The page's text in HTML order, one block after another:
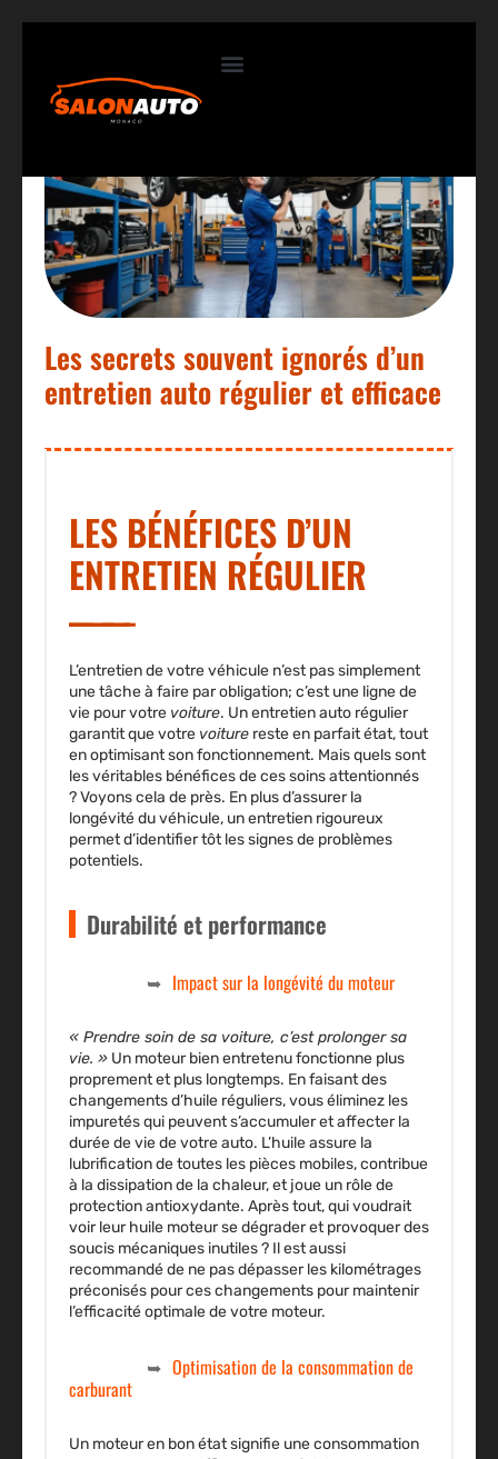
Les secrets souvent ignorés d’un
entretien auto régulier et efficace
LES BÉNÉFICES D’UN
ENTRETIEN RÉGULIER
L’entretien de votrevéhicule n’est pas simplement
une tâche à faire par obligation; c’est une ligne de
vie pour votre voiture. Unentretien auto régulier
garantit que votre voiture reste en parfaitétat, tout
en optimisant sonfonctionnement. Mais quels sont
les véritables bénéfices de ces soins attentionnés
? Voyons cela de près. En plus d’assurer la
longévité du véhicule, un entretien rigoureux
permet d’identifier tôt les signes de problèmes
potentiels.
Durabilité et performance
Impact sur la longévité du moteur
« Prendre soin de sa voiture, c’est prolonger sa
vie. » Un moteur bien entretenu fonctionne plus
proprement et plus longtemps. En faisant des
changements d’huile réguliers, vous éliminez les
impuretés qui peuvent s’accumuler et affecter la
durée de viede votreauto. L’huile assure la
lubrification de toutes les pièces mobiles, contribue
à la dissipation de la chaleur, et joue un rôle de
protection antioxydante. Après tout, qui voudrait
voir leurhuile moteurse dégrader et provoquer des
soucis mécaniques inutiles ? Il est aussi
recommandé de ne pas dépasser les kilométrages
préconisés pour ces changements pour maintenir
l’efficacité optimale de votre moteur.
Optimisation de la consommation de
carburant
Un moteur en bonétatsignifie une consommation